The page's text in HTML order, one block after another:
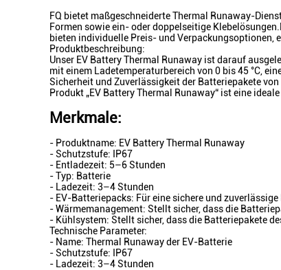
FQ bietet maßgeschneiderte Thermal Runaway-
Formen sowie ein- oder doppelseitige
bieten individuelle Preis- und
Produktbeschreibung:
Unser EV Battery Thermal Runaway ist darauf
mit einem Ladetemperaturbereich von 0 bis 45 °C,
Sicherheit und Zuverlässigkeit der Batteriepakete
Produkt „EV Battery Thermal Runaway“ ist eine
Merkmale:
- Produktname: EV Battery Thermal Runaway
- Schutzstufe: IP67
- Entladezeit: 5–6 Stunden
- Typ: Batterie
- Ladezeit: 3–4 Stunden
- EV-Batteriepacks: Für eine sichere und
- Wärmemanagement: Stellt sicher, dass die
- Kühlsystem: Stellt sicher, dass die Batteriepakete
Technische Parameter:
- Name: Thermal Runaway der EV-Batterie
- Schutzstufe: IP67
- Ladezeit: 3–4 Stunden